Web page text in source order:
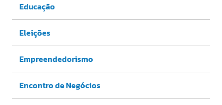
Educação
Eleições
Empreendedorismo
Encontro de Negócios